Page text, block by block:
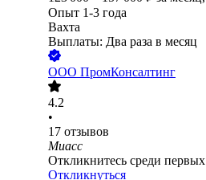
Опыт 1-3 года
Вахта
Выплаты: Два раза в месяц
ООО ПромКонсалтинг
4.2
•
17 отзывов
Миасс
Откликнитесь среди первых
Откликнуться